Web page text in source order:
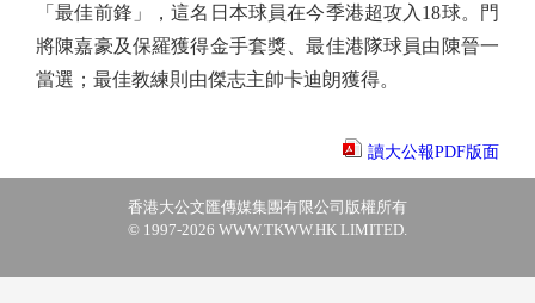
「最佳前鋒」，這名日本球員在今季港超攻入18球。門
將陳嘉豪及保羅獲得金手套獎、最佳港隊球員由陳晉一
當選；最佳教練則由傑志主帥卡迪朗獲得。
讀大公報PDF版面
香港大公文匯傳媒集團有限公司版權所有
© 1997-2026 WWW.TKWW.HK LIMITED.